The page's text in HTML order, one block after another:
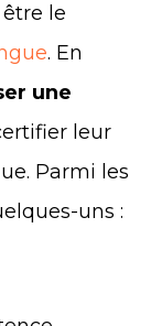
le
. En
une
leur
Parmi les
uns :